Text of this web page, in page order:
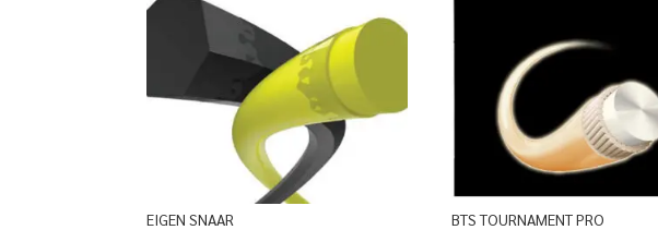
EIGEN SNAAR BTS TOURNAMENT PRO